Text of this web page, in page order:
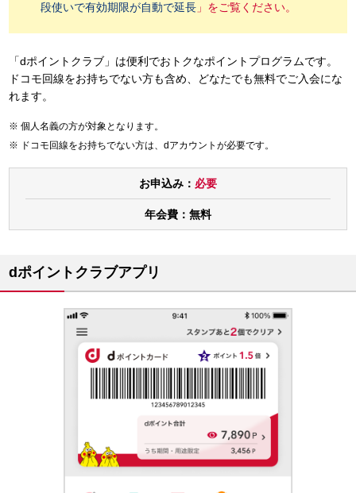
段使いで有効期限が自動で延長」をご覧ください。
「dポイントクラブ」は便利でおトクなポイントプログラムです。
ドコモ回線をお持ちでない方も含め、どなたでも無料でご入会にな
れます。
個人名義の方が対象となります。
ドコモ回線をお持ちでない方は、dアカウントが必要です。
お申込み： 必要
年会費： 無料
dポイントクラブアプリ